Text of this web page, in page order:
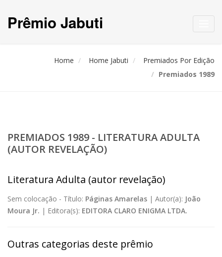
Prêmio Jabuti
Home Home Jabuti
Premiados Por Edição
Premiados 1989
PREMIADOS 1989 - LITERATURA ADULTA
(AUTOR REVELAÇÃO)
Literatura Adulta (autor revelação)
Sem colocação - Título: Páginas Amarelas | Autor(a): João
Moura Jr. | Editora(s): EDITORA CLARO ENIGMA LTDA.
Outras categorias deste prêmio